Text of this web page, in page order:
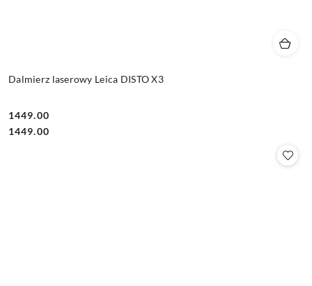
Dalmierz laserowy Leica DISTO X3
Cena:
1449.00
Cena:
1449.00